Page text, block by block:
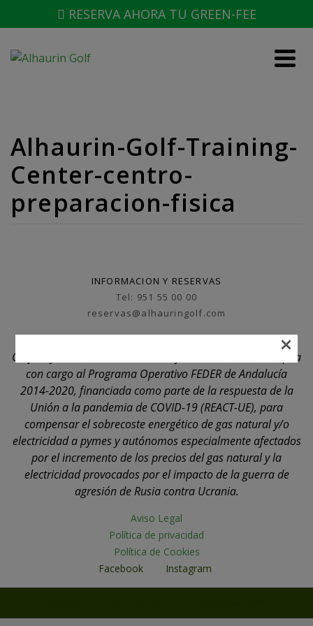
RESERVA AHORA TU GREEN-FEE
Alhaurin-Golf-Training-
Center-centro-
preparacion-fisica
INFORMACION Y RESERVAS
Tel: 951 55 00 00
reservas@alhauringolf.com
Golf Player, S.L. ha recibido una ayuda de la Unión Europea
con cargo al Programa Operativo FEDER de Andalucía
2014-2020, financiada como parte de la respuesta de la
Unión a la pandemia de COVID-19 (REACT-UE), para
compensar el sobrecoste energético de gas natural y/o
electricidad a pymes y autónomos especialmente afectados
por el incremento de los precios del gas natural y la
electricidad provocados por el impacto de la guerra de
agresión de Rusia contra Ucrania.
Aviso Legal
Política de privacidad
Política de Cookies
Facebook
Instagram
×